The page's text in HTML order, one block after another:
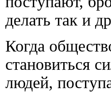
делать так и
Когда
становиться
людей,